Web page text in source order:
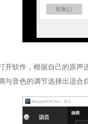
开软件，根据自己的原声
与音色的调节选择出适合